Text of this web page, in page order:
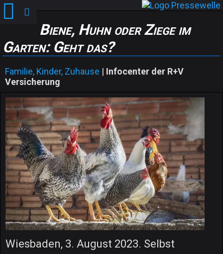
Biene, Huhn oder Ziege im
Garten: Geht das?
Familie, Kinder, Zuhause | Infocenter der R+V
Versicherung
Wiesbaden, 3. August 2023. Selbst